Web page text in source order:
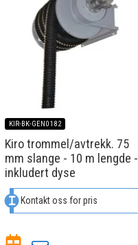
KIR-BK-GEN0182
Kiro trommel/avtrekk. 75
mm slange - 10 m lengde -
inkludert dyse
Kontakt oss for pris